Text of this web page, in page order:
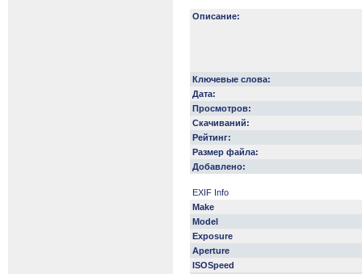
Описание:
Ключевые слова:
Дата:
Просмотров:
Скачиваний:
Рейтинг:
Размер файла:
Добавлено:
EXIF Info
Make
Model
Exposure
Aperture
ISOSpeed